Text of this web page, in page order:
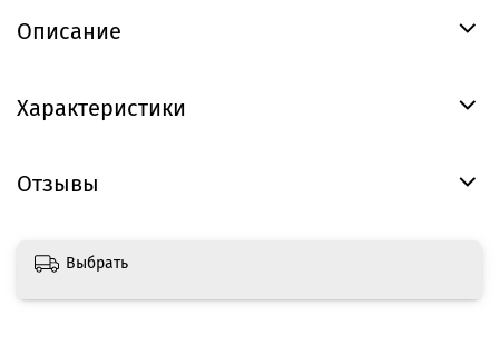
Описание
Характеристики
Отзывы
Выбрать